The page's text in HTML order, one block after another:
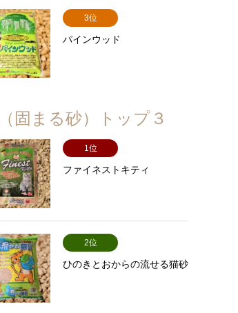
3位
パインウッド
固まる砂）トップ３
1位
ファイネストキティ
2位
ひのきとおからの流せる猫砂